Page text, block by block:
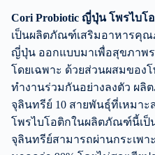
Cori Probiotic ญี่ปุ่น โพรไบโ
เป็นผลิตภัณฑ์เสริมอาหารคุณ
ญี่ปุ่น ออกแบบมาเพื่อสุขภาพ
โดยเฉพาะ ด้วยส่วนผสมของ
ทำงานร่วมกันอย่างลงตัว ผ
จุลินทรีย์ 10 สายพันธุ์ที่เหมา
โพรไบโอติกในผลิตภัณฑ์นี้เป็
จุลินทรีย์สามารถผ่านกระเพา